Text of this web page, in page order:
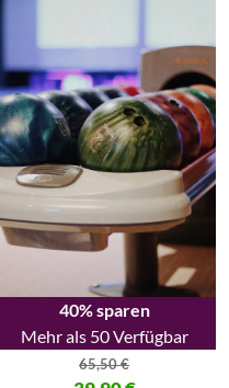
40% sparen
Mehr als 50 Verfügbar
65,50€